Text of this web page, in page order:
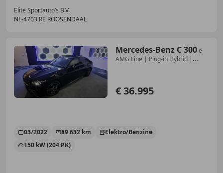
Elite Sportauto’s B.V.
NL-4703 RE ROOSENDAAL
Mercedes-Benz C 300e
AMG Line | Plug-in Hybrid |
€ 36.995
03/2022 89.632 km
Elektro/Benzine
150 kW (204 PK)